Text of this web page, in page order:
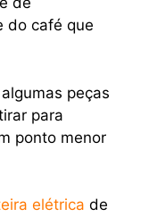
do café que
peças
para
ponto menor
elétrica de